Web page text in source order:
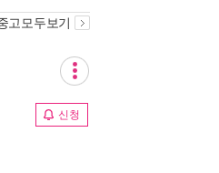
고모두보기
신청